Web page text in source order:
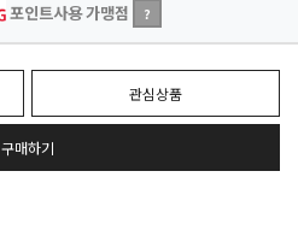
포인트사용 가맹점 ?
관심상품
구매하기